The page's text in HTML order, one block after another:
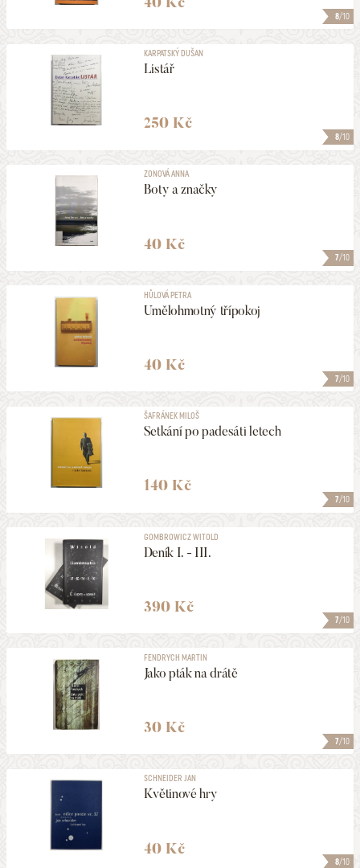
8/10
8/10
KARPATSKÝ DUŠAN
Listář
250 Kč
7/10
ZONOVÁ ANNA
Boty a značky
40 Kč
7/10
HŮLOVÁ PETRA
Umělohmotný třípokoj
40 Kč
7/10
ŠAFRÁNEK MILOŠ
Setkání po padesáti letech
140 Kč
7/10
GOMBROWICZ WITOLD
Deník I. - III.
390 Kč
7/10
FENDRYCH MARTIN
Jako pták na drátě
30 Kč
8/10
SCHNEIDER JAN
Květinové hry
40 Kč